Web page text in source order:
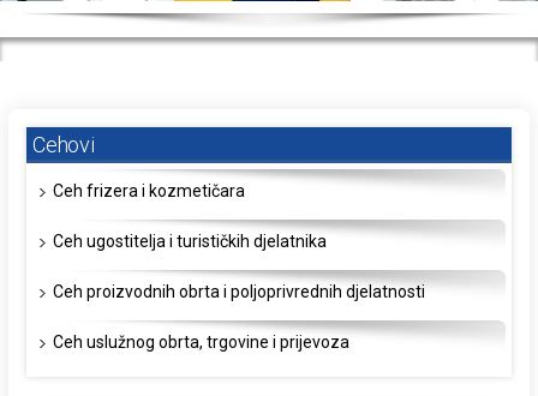
Cehovi
Ceh frizera i kozmetičara
Ceh ugostitelja i turističkih djelatnika
Ceh proizvodnih obrta i poljoprivrednih djelatnosti
Ceh uslužnog obrta, trgovine i prijevoza